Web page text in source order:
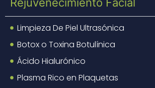
Limpieza De Piel Ultrasónica
Botox o Toxina Botulínica
Ácido Hialurónico
Plasma Rico en Plaquetas